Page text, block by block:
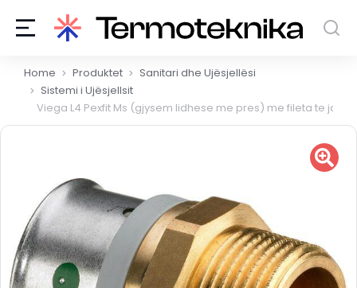
You are here:
Home Produktet
Sanitari dhe Ujësjellësi
Sistemi i Ujësjellsit
Viega L4 Pexfit Ms (gjysem lidhese me pres) me fileta te